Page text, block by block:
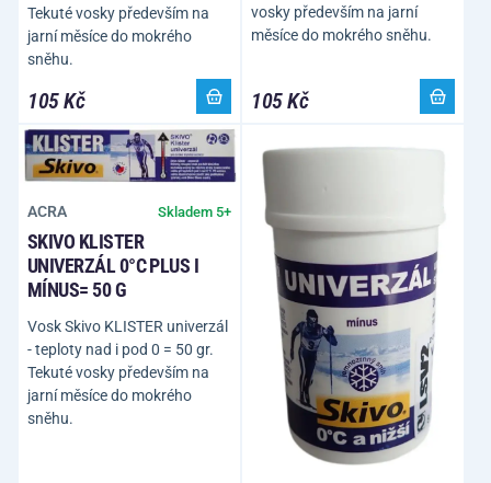
Tekuté vosky především na
jarní měsíce do mokrého
sněhu.
105 Kč
vosky především na jarní
měsíce do mokrého sněhu.
105 Kč
ACRA Skladem 5+
SKIVO KLISTER
UNIVERZÁL 0°C PLUS I
MÍNUS= 50 G
Vosk Skivo KLISTER univerzál
- teploty nad i pod 0 = 50 gr.
Tekuté vosky především na
jarní měsíce do mokrého
sněhu.